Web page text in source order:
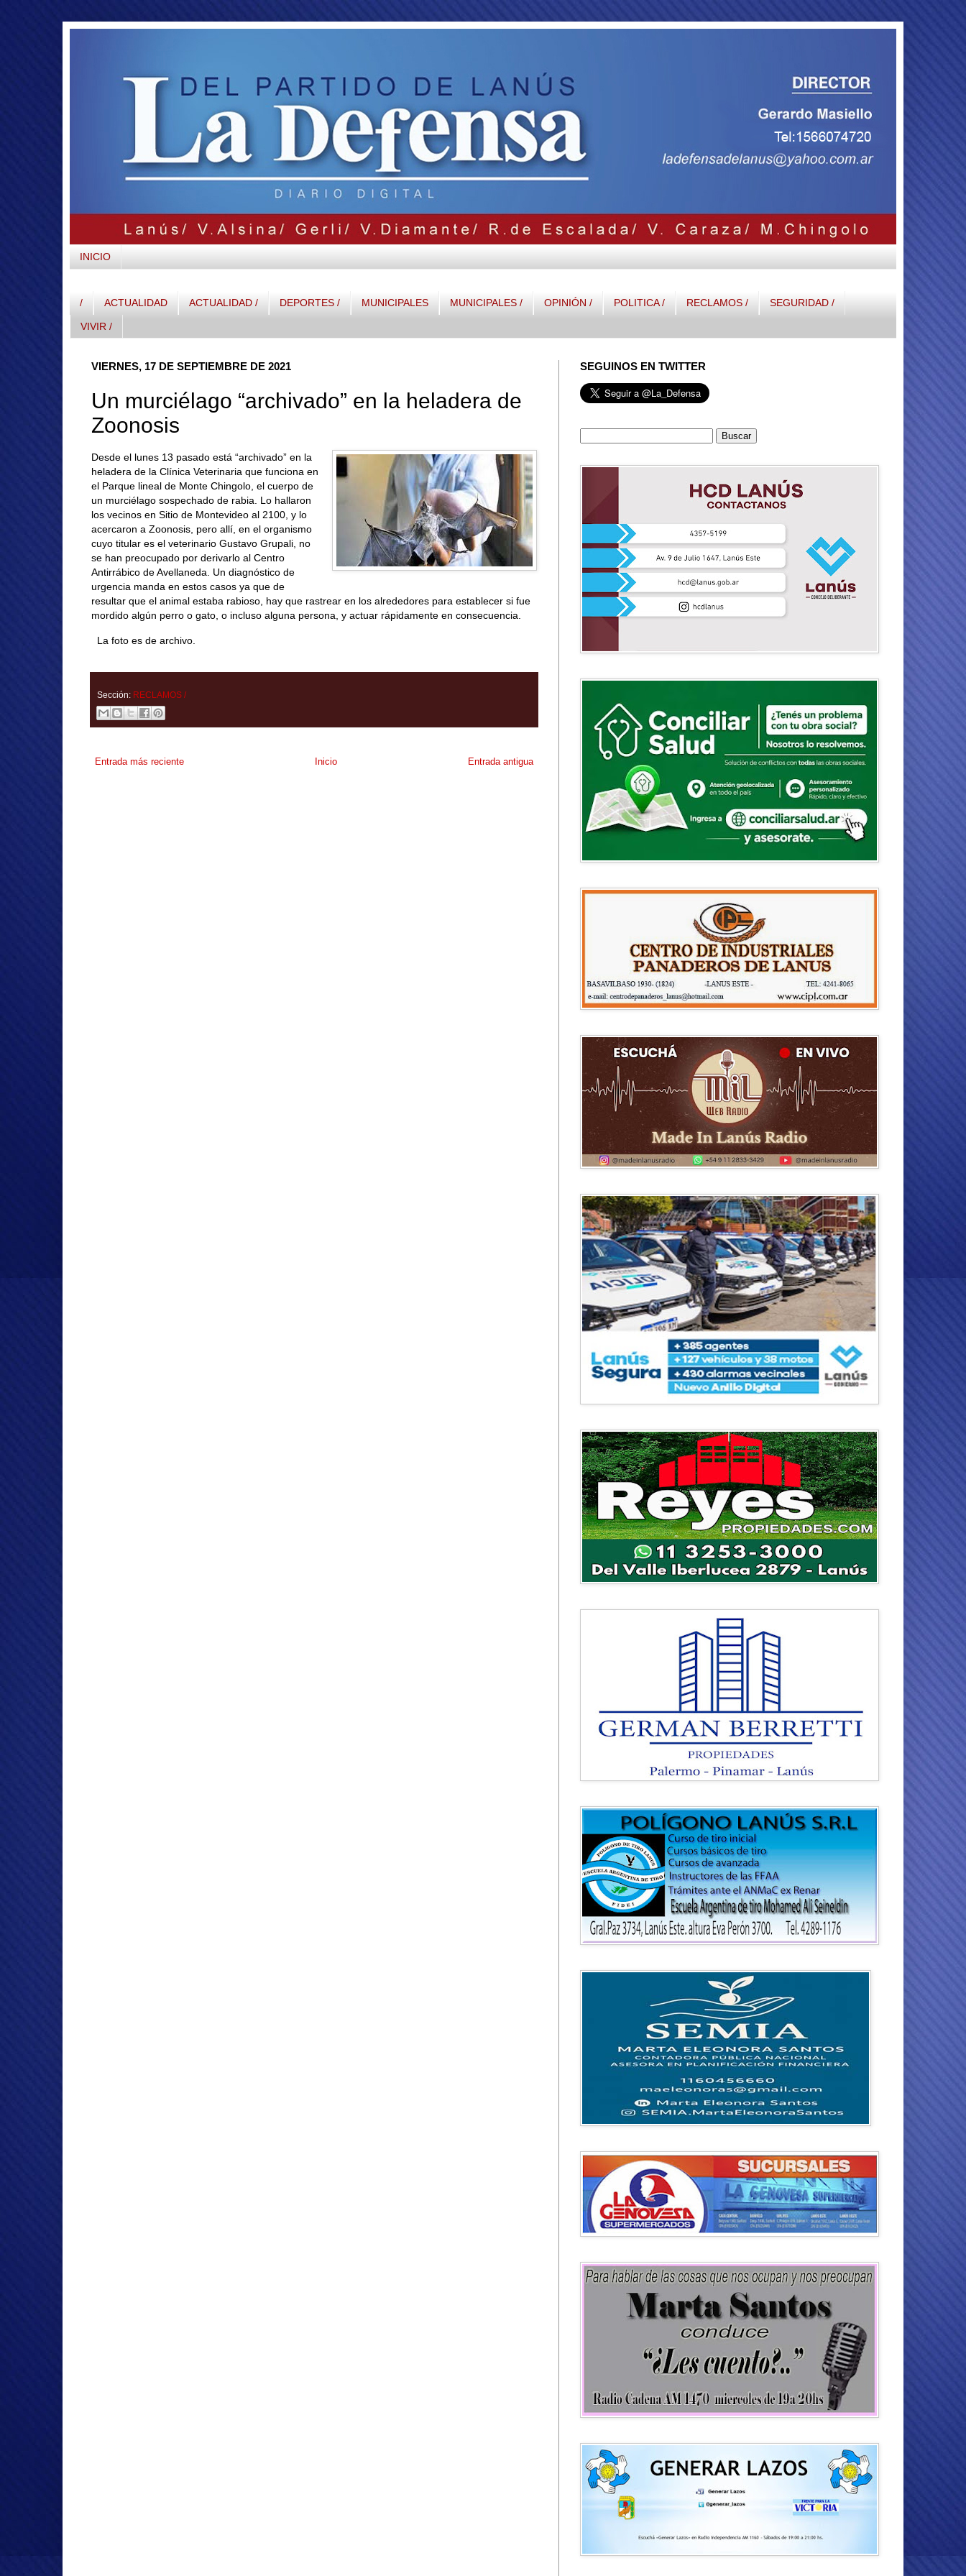
INICIO
/ ACTUALIDAD ACTUALIDAD / DEPORTES / MUNICIPALES MUNICIPALES / OPINIÓN / POLITICA / RECLAMOS / SEGURIDAD /
VIVIR /
VIERNES, 17 DE SEPTIEMBRE DE 2021
Un murciélago “archivado” en la heladera de
Zoonosis
Desde el lunes 13 pasado está “archivado” en la
heladera de la Clínica Veterinaria que funciona en
el Parque lineal de Monte Chingolo, el cuerpo de
un murciélago sospechado de rabia. Lo hallaron
los vecinos en Sitio de Montevideo al 2100, y lo
acercaron a Zoonosis, pero allí, en el organismo
cuyo titular es el veterinario Gustavo Grupali, no
se han preocupado por derivarlo al Centro
Antirrábico de Avellaneda. Un diagnóstico de
urgencia manda en estos casos ya que de
resultar que el animal estaba rabioso, hay que rastrear en los alrededores para establecer si fue
mordido algún perro o gato, o incluso alguna persona, y actuar rápidamente en consecuencia.
La foto es de archivo.
Sección: RECLAMOS /
Entrada más reciente Entrada antigua
Inicio
SEGUINOS EN TWITTER